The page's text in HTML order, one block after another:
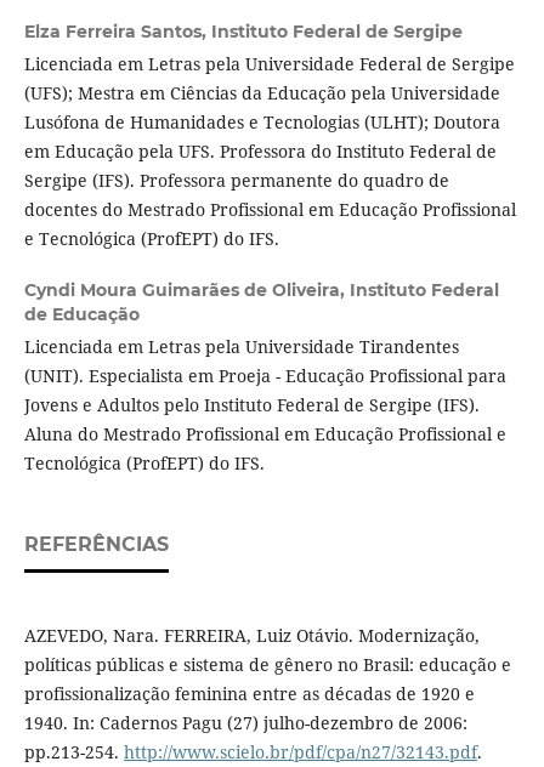
Elza Ferreira Santos, Instituto Federal de Sergipe
Licenciada em Letras pela Universidade Federal de Sergipe
(UFS); Mestra em Ciências da Educação pela Universidade
Lusófona de Humanidades e Tecnologias (ULHT); Doutora
em Educação pela UFS. Professora do Instituto Federal de
Sergipe (IFS). Professora permanente do quadro de
docentes do Mestrado Profissional em Educação Profissional
e Tecnológica (ProfEPT) do IFS.
Cyndi Moura Guimarães de Oliveira, Instituto Federal
de Educação
Licenciada em Letras pela Universidade Tirandentes
(UNIT). Especialista em Proeja - Educação Profissional para
Jovens e Adultos pelo Instituto Federal de Sergipe (IFS).
Aluna do Mestrado Profissional em Educação Profissional e
Tecnológica (ProfEPT) do IFS.
REFERÊNCIAS
AZEVEDO, Nara. FERREIRA, Luiz Otávio. Modernização,
políticas públicas e sistema de gênero no Brasil: educação e
profissionalização feminina entre as décadas de 1920 e
1940. In: Cadernos Pagu (27) julho-dezembro de 2006:
pp.213-254. http://www.scielo.br/pdf/cpa/n27/32143.pdf.